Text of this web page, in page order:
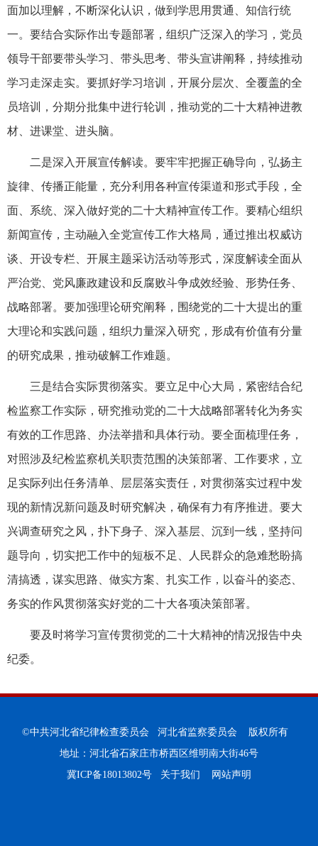
面加以理解，不断深化认识，做到学思用贯通、知信行统
一。要结合实际作出专题部署，组织广泛深入的学习，党员
领导干部要带头学习、带头思考、带头宣讲阐释，持续推动
学习走深走实。要抓好学习培训，开展分层次、全覆盖的全
员培训，分期分批集中进行轮训，推动党的二十大精神进教
材、进课堂、进头脑。
二是深入开展宣传解读。要牢牢把握正确导向，弘扬主
旋律、传播正能量，充分利用各种宣传渠道和形式手段，全
面、系统、深入做好党的二十大精神宣传工作。要精心组织
新闻宣传，主动融入全党宣传工作大格局，通过推出权威访
谈、开设专栏、开展主题采访活动等形式，深度解读全面从
严治党、党风廉政建设和反腐败斗争成效经验、形势任务、
战略部署。要加强理论研究阐释，围绕党的二十大提出的重
大理论和实践问题，组织力量深入研究，形成有价值有分量
的研究成果，推动破解工作难题。
三是结合实际贯彻落实。要立足中心大局，紧密结合纪
检监察工作实际，研究推动党的二十大战略部署转化为务实
有效的工作思路、办法举措和具体行动。要全面梳理任务，
对照涉及纪检监察机关职责范围的决策部署、工作要求，立
足实际列出任务清单、层层落实责任，对贯彻落实过程中发
现的新情况新问题及时研究解决，确保有力有序推进。要大
兴调查研究之风，扑下身子、深入基层、沉到一线，坚持问
题导向，切实把工作中的短板不足、人民群众的急难愁盼搞
清搞透，谋实思路、做实方案、扎实工作，以奋斗的姿态、
务实的作风贯彻落实好党的二十大各项决策部署。
要及时将学习宣传贯彻党的二十大精神的情况报告中央
纪委。
©中共河北省纪律检查委员会 河北省监察委员会 版权所有
地址：河北省石家庄市桥西区维明南大街46号
冀ICP备18013802号
关于我们 网站声明